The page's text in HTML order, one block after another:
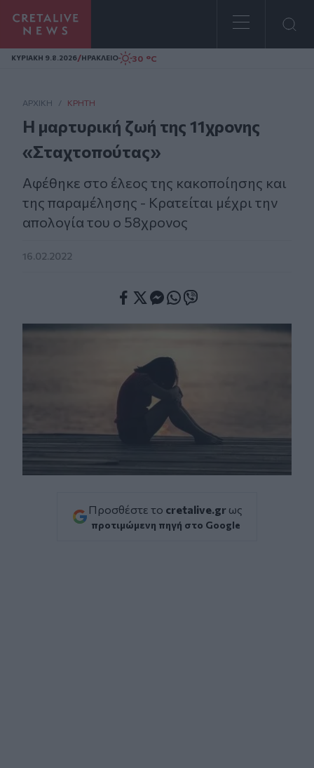
Homepage
ΚΥΡΙΑΚΗ 9.8.2026/ΗΡΑΚΛΕΙΟ 30 °C
ΑΡΧΙΚΗ / ΚΡΉΤΗ
Η μαρτυρική ζωή της 11χρονης
«Σταχτοπούτας»
Αφέθηκε στο έλεος της κακοποίησης και
της παραμέλησης - Κρατείται μέχρι την
απολογία του ο 58χρονος
16.02.2022
Προσθέστε το cretalive.gr ως
προτιμώμενη πηγή στο Google